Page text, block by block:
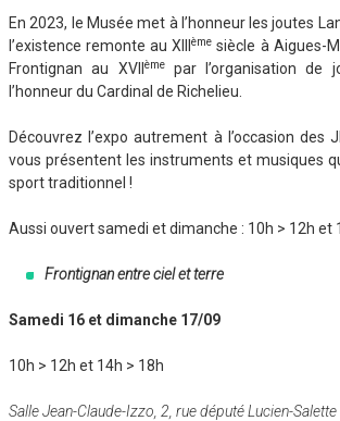
En 2023, le Musée met à l’honneur les joutes
l’existence remonte au XIIIème siècle à Aigues-
Frontignan au XVII èmepar l’organisation de
l’honneur du Cardinal de Richelieu.
Découvrez l’expo autrement à l’occasion des
vous présentent les instruments et musiques
sport traditionnel !
Aussi ouvert samedi et dimanche : 10h > 12h et
Frontignan entre ciel et terre
Samedi 16 et dimanche 17/09
10h > 12h et 14h > 18h
Salle Jean-Claude-Izzo, 2, rue député Lucien-Salette